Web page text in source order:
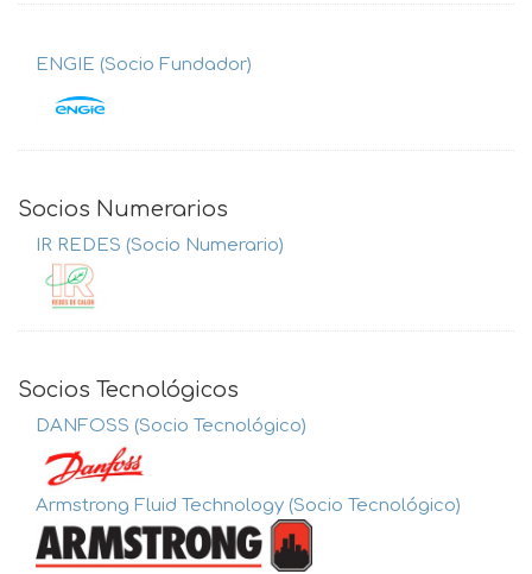
ENGIE (Socio Fundador)
Socios Numerarios
IR REDES (Socio Numerario)
Socios Tecnológicos
DANFOSS (Socio Tecnológico)
Armstrong Fluid Technology (Socio Tecnológico)